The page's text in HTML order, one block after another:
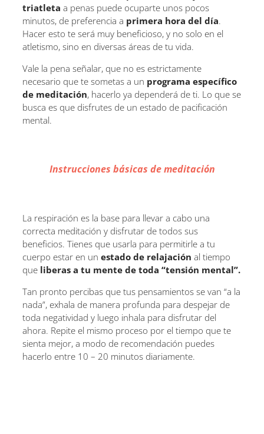
triatleta a penas puede ocuparte unos pocos
minutos, de preferencia a primera hora del día.
Hacer esto te será muy beneficioso, y no solo en el
atletismo, sino en diversas áreas de tu vida.
Vale la pena señalar, que no es estrictamente
necesario que te sometas a un programa específico
de meditación, hacerlo ya dependerá de ti. Lo que se
busca es que disfrutes de un estado de pacificación
mental.
Instrucciones básicas de meditación
La respiración es la base para llevar a cabo una
correcta meditación y disfrutar de todos sus
beneficios. Tienes que usarla para permitirle a tu
cuerpo estar en un estado de relajación al tiempo
que liberas a tu mente de toda “tensión mental”.
Tan pronto percibas que tus pensamientos se van “a la
nada”, exhala de manera profunda para despejar de
toda negatividad y luego inhala para disfrutar del
ahora. Repite el mismo proceso por el tiempo que te
sienta mejor, a modo de recomendación puedes
hacerlo entre 10 – 20 minutos diariamente.